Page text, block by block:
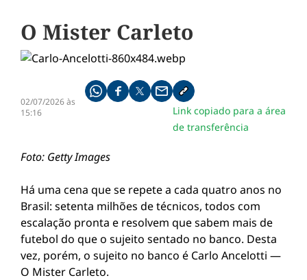
O Mister Carleto
02/07/2026 às
15:16
Compartilhe pelo whatsapp
Compartilhar no facebook
Compartilhar no twitter
Compartilhe pelo email
Copiar link da notícia
Link copiado para a área
de transferência
Foto: Getty Images
Há uma cena que se repete a cada quatro anos no
Brasil: setenta milhões de técnicos, todos com
escalação pronta e resolvem que sabem mais de
futebol do que o sujeito sentado no banco. Desta
vez, porém, o sujeito no banco é Carlo Ancelotti —
O Mister Carleto.